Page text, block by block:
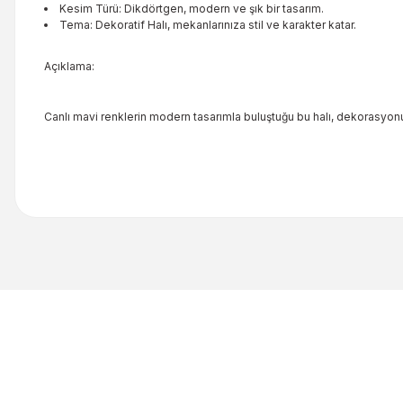
Kesim Türü: Dikdörtgen, modern ve şık bir tasarım.
Tema: Dekoratif Halı, mekanlarınıza stil ve karakter katar.
Açıklama:
Canlı mavi renklerin modern tasarımla buluştuğu bu halı,